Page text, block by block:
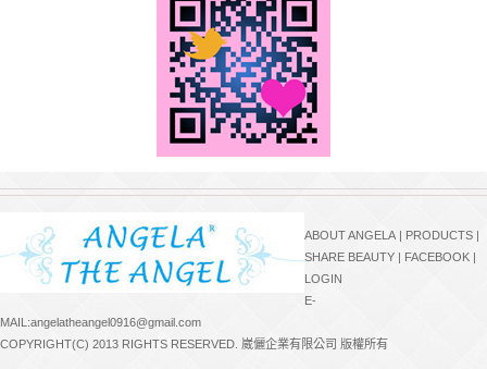
ABOUT ANGELA | PRODUCTS |
SHARE BEAUTY | FACEBOOK |
LOGIN
E-
MAIL:angelatheangel0916@gmail.com
COPYRIGHT(C) 2013 RIGHTS RESERVED. 崴儷企業有限公司 版權所有